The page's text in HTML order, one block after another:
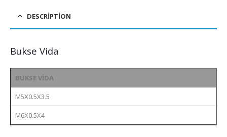
DESCRIPTION
Bukse Vida
BUKSE VİDA
M5X0.5X3.5
M6X0.5X4